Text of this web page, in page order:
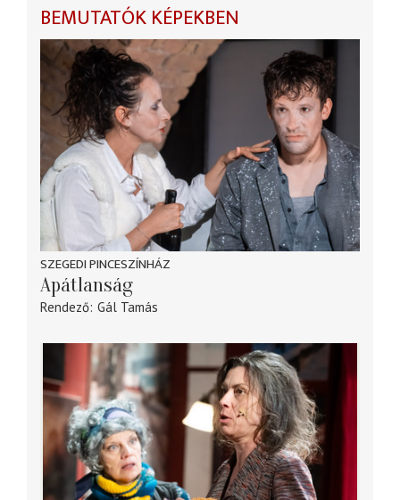
BEMUTATÓK KÉPEKBEN
SZEGEDI PINCESZÍNHÁZ
Apátlanság
Rendező Gál Tamás